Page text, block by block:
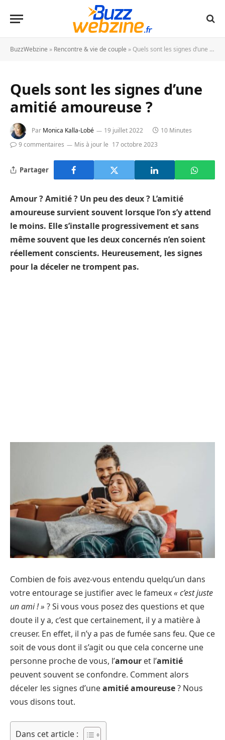
BuzzWebzine » Rencontre & vie de couple » Quels sont les signes d’une amitié amoureuse ?
Quels sont les signes d’une
amitié amoureuse ?
Par Monica Kalla-Lobé 19 juillet 2022
10 Minutes
9 commentaires
Mis à jour le 17 octobre 2023
Partager
Amour ? Amitié ? Un peu des deux ? L’amitié
amoureuse survient souvent lorsque l’on s’y attend
le moins. Elle s’installe progressivement et sans
même souvent que les deux concernés n’en soient
réellement conscients. Heureusement, les signes
pour la déceler ne trompent pas.
Combien de fois avez-vous entendu quelqu’un dans
votre entourage se justifier avec le fameux« c’est juste
un ami ! » ? Si vous vous posez des questions et que
doute il y a, c’est que certainement, il y a matière à
creuser. En effet, il n’y a pas de fumée sans feu. Que ce
soit de vous dont il s’agit ou que cela concerne une
personne proche de vous, l’amour et l’amitié
peuvent souvent se confondre. Comment alors
déceler les signes d’uneamitié amoureuse? Nous
vous disons tout.
Dans cet article :